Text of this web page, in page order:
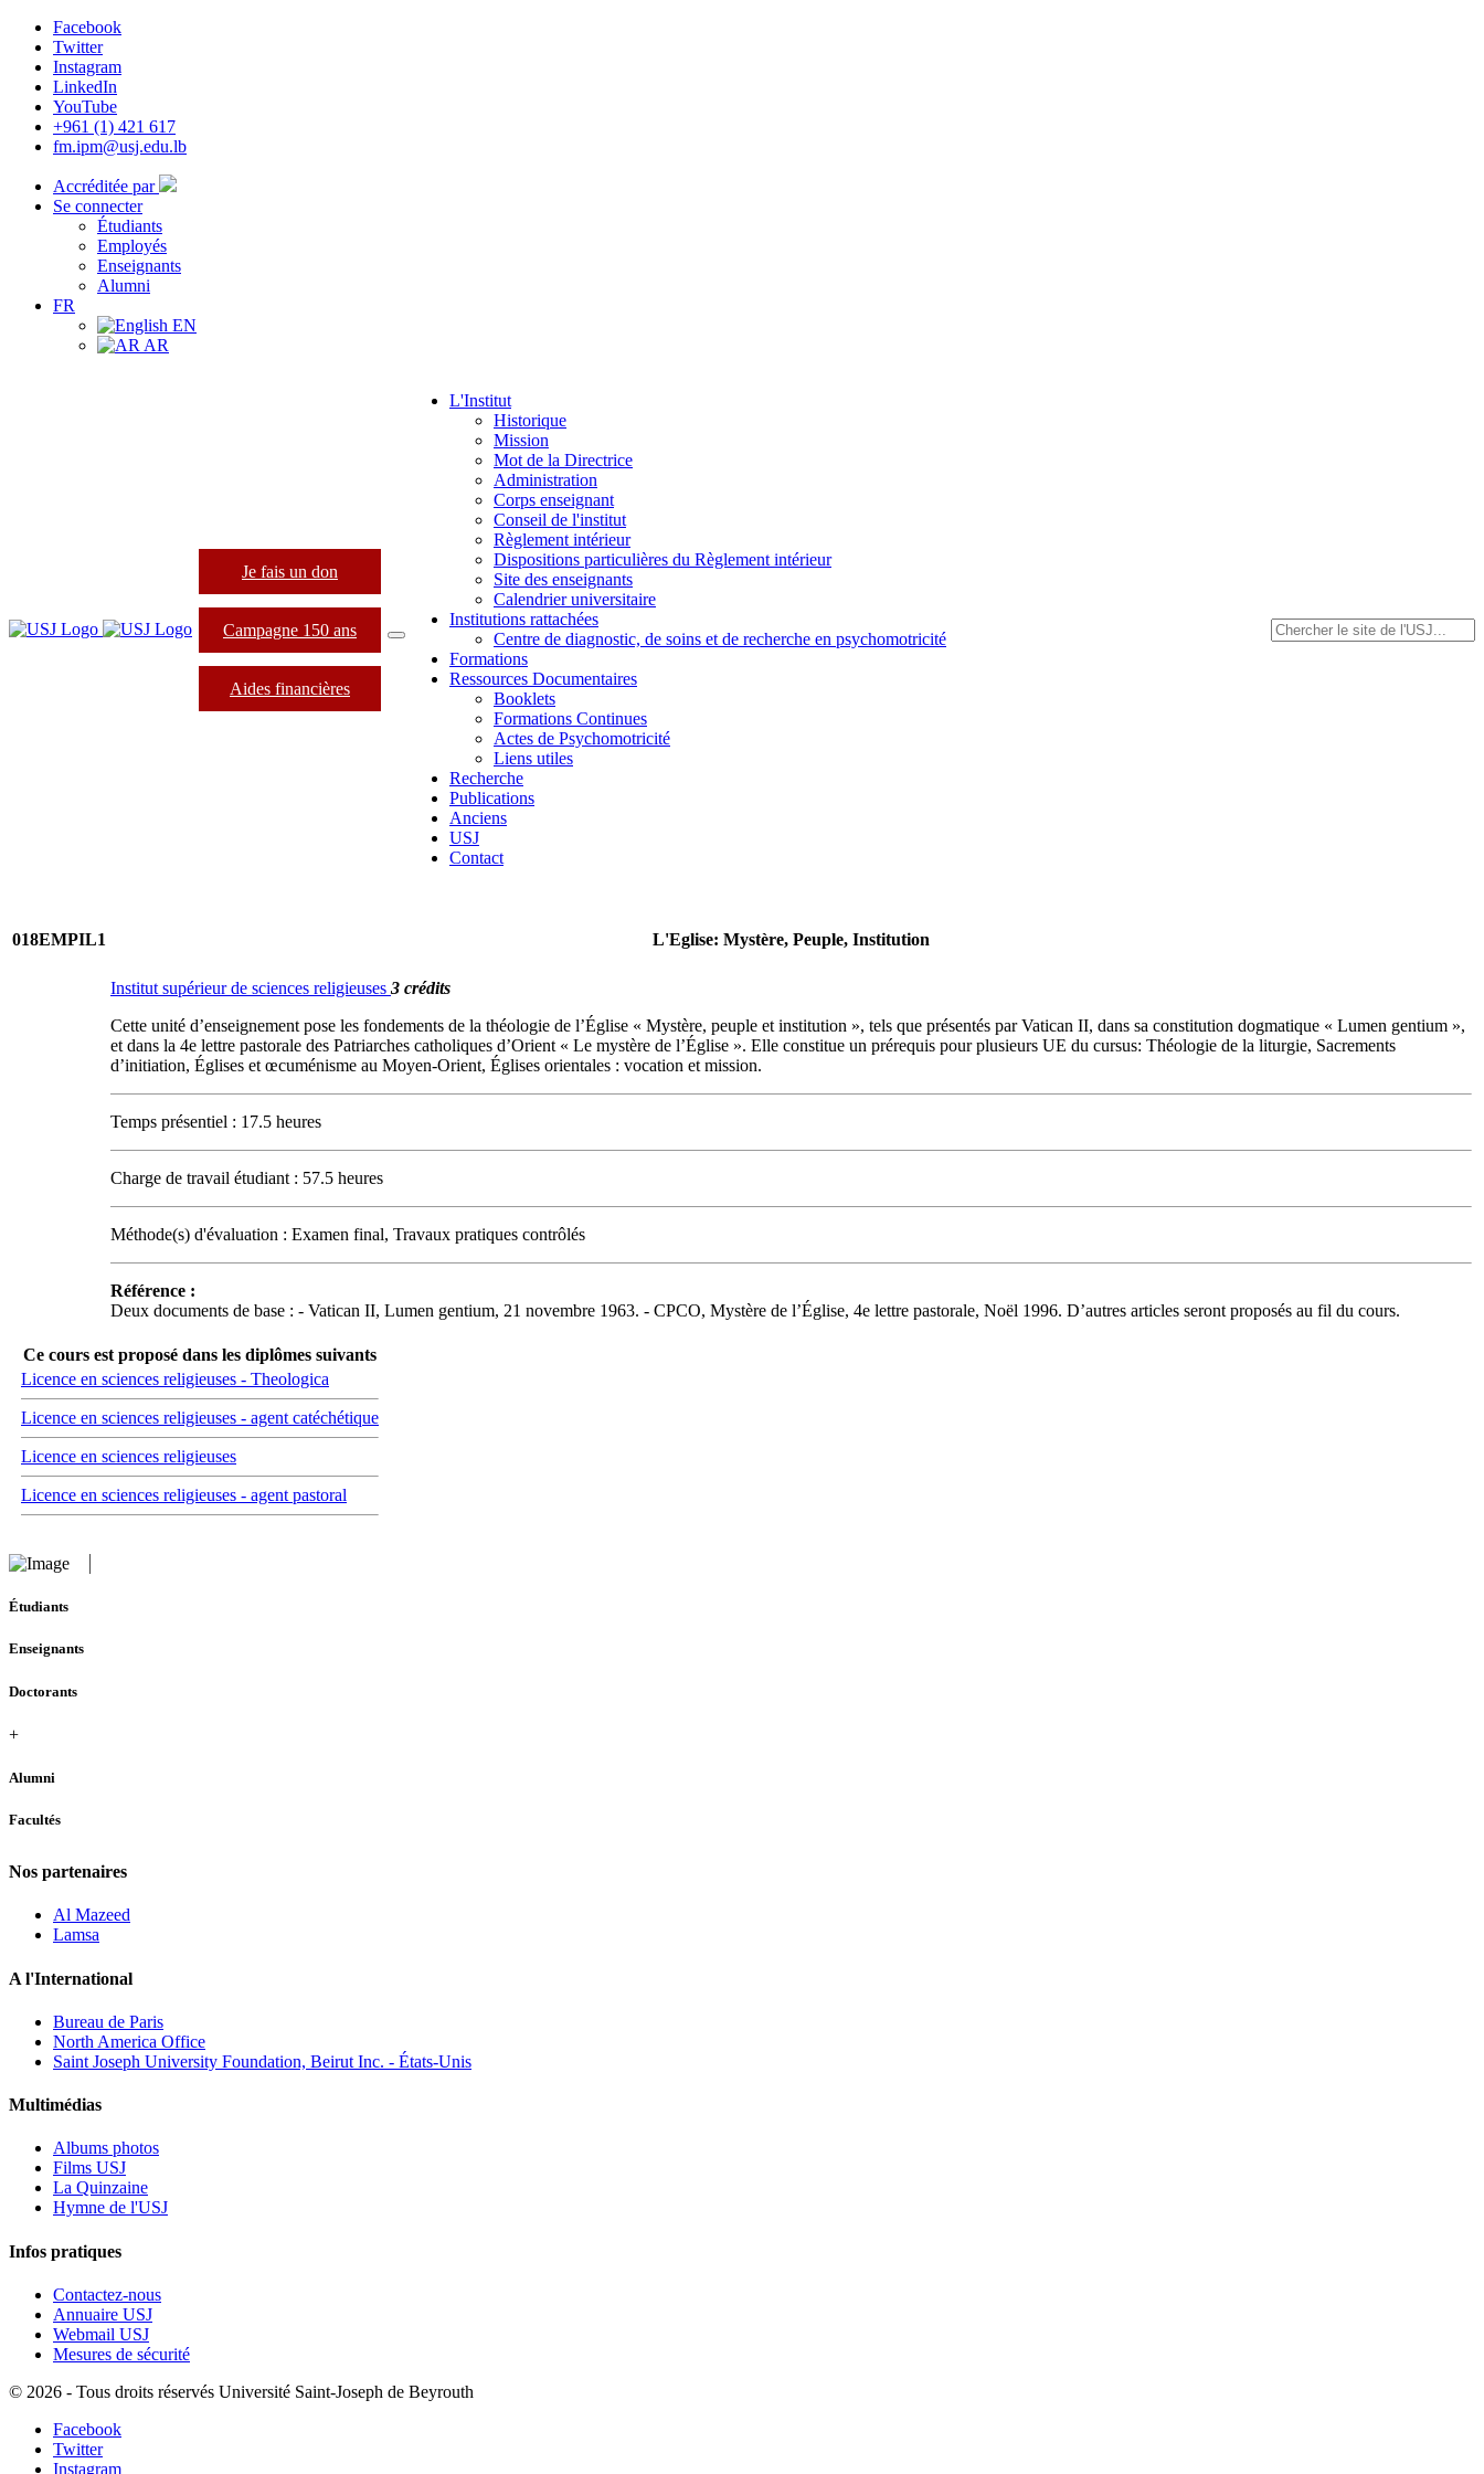
Facebook
Twitter
Instagram
LinkedIn
YouTube
+961 (1) 421 617
fm.ipm@usj.edu.lb
Accréditée par
Se connecter
Étudiants
Employés
Enseignants
Alumni
FR
EN
AR
Je fais un don
Campagne 150 ans
Aides financières
L'Institut
Historique
Mission
Mot de la Directrice
Administration
Corps enseignant
Conseil de l'institut
Règlement intérieur
Dispositions particulières du Règlement intérieur
Site des enseignants
Calendrier universitaire
Institutions rattachées
Centre de diagnostic, de soins et de recherche en psychomotricité
Formations
Ressources Documentaires
Booklets
Formations Continues
Actes de Psychomotricité
Liens utiles
Recherche
Publications
Anciens
USJ
Contact
018EMPIL1 L'Eglise: Mystère, Peuple, Institution
Institut supérieur de sciences religieuses 3 crédits
Cette unité d’enseignement pose les fondements de la théologie de l’Église « Mystère, peuple et institution », tels que présentés par Vatican II, dans sa constitution dogmatique « Lumen gentium »,
et dans la 4e lettre pastorale des Patriarches catholiques d’Orient « Le mystère de l’Église ». Elle constitue un prérequis pour plusieurs UE du cursus: Théologie de la liturgie, Sacrements
d’initiation, Églises et œcuménisme au Moyen-Orient, Églises orientales : vocation et mission.
Temps présentiel : 17.5 heures
Charge de travail étudiant : 57.5 heures
Méthode(s) d'évaluation : Examen final, Travaux pratiques contrôlés
Référence :
Deux documents de base : - Vatican II, Lumen gentium, 21 novembre 1963. - CPCO, Mystère de l’Église, 4e lettre pastorale, Noël 1996. D’autres articles seront proposés au fil du cours.
Ce cours est proposé dans les diplômes suivants
Licence en sciences religieuses - Theologica
Licence en sciences religieuses - agent catéchétique
Licence en sciences religieuses
Licence en sciences religieuses - agent pastoral
Étudiants
Enseignants
Doctorants
+
Alumni
Facultés
Nos partenaires
Al Mazeed
Lamsa
A l'International
Bureau de Paris
North America Office
Saint Joseph University Foundation, Beirut Inc. - États-Unis
Multimédias
Albums photos
Films USJ
La Quinzaine
Hymne de l'USJ
Infos pratiques
Contactez-nous
Annuaire USJ
Webmail USJ
Mesures de sécurité
© 2026 - Tous droits réservés Université Saint-Joseph de Beyrouth
Facebook
Twitter
Instagram